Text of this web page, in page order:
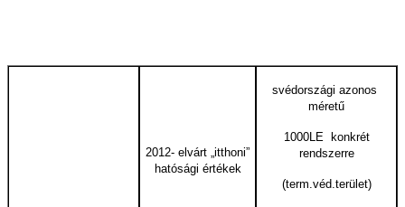
2012- elvárt „itthoni”
hatósági értékek
svédországi azonos
méretű
1000LE konkrét
rendszerre
(term.véd.terület)